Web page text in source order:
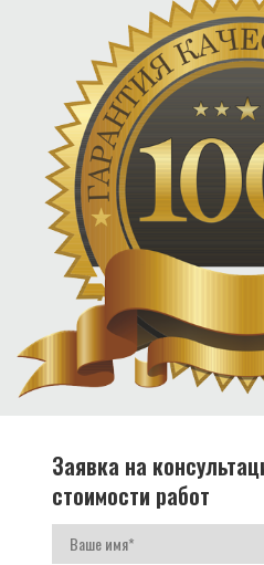
Заявка на
стоимости работ